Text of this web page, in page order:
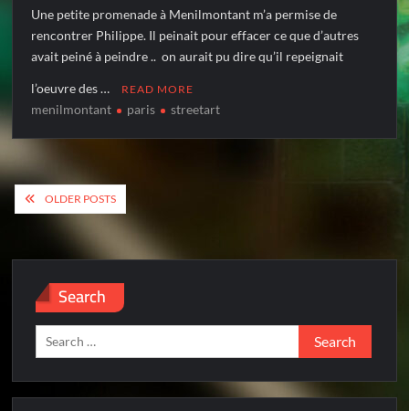
Une petite promenade à Menilmontant m’a permise de
rencontrer Philippe. Il peinait pour effacer ce que d’autres
avait peiné à peindre .. on aurait pu dire qu’il repeignait
l’oeuvre des … READ MORE
menilmontant paris streetart
Posts
navigation
OLDER POSTS
Search
Search
for: